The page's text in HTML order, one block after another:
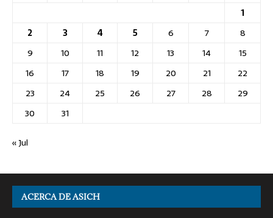
1
2
3 4 5 6 7
8
9
10 11 12 13 14
15
16
17 18 19 20 21
22
23
24 25 26 27 28
29
30
31
« Jul
ACERCA DE ASICH